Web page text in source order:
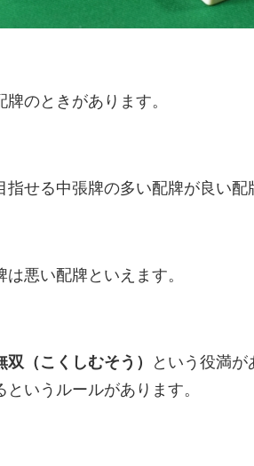
のときがあります。
せる中張牌の多い配牌が良い配
悪い配牌といえます。
双（こくしむそう） という役満
いうルールがあります。